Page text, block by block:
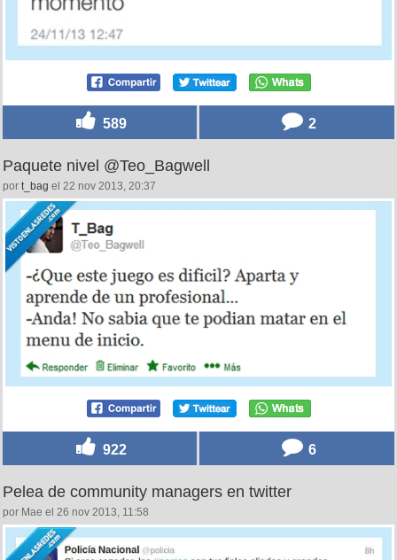
589 2
Paquete nivel @Teo_Bagwell
por t_bag el 22 nov 2013, 20:37
922 6
Pelea de community managers en twitter
por Mae el 26 nov 2013, 11:58